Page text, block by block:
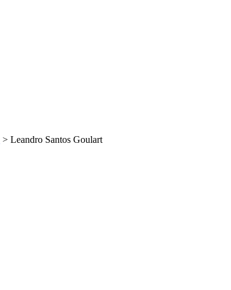
> Leandro Santos Goulart